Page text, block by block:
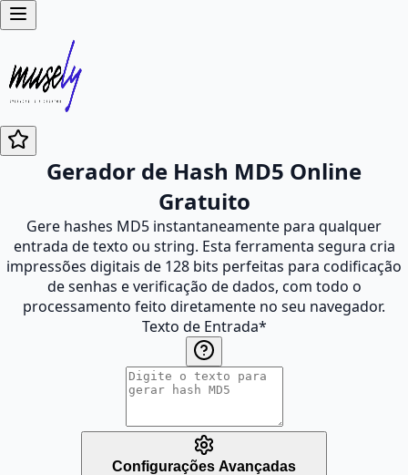
Gerador de Hash MD5 Online
Gratuito
Gere hashes MD5 instantaneamente para qualquer
entrada de texto ou string. Esta ferramenta segura cria
impressões digitais de 128 bits perfeitas para codificação
de senhas e verificação de dados, com todo o
processamento feito diretamente no seu navegador.
Texto de Entrada*
Configurações Avançadas